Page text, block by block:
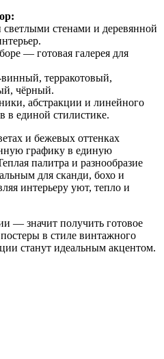
светлыми стенами и деревянной
— готовая галерея для
терракотовый,
чёрный.
абстракции и линейного
в единой стилистике.
и бежевых оттенках
графику в единую
палитра и разнообразие
для сканди, бохо и
интерьеру уют, тепло и
— значит получить готовое
в стиле винтажного
станут идеальным акцентом.